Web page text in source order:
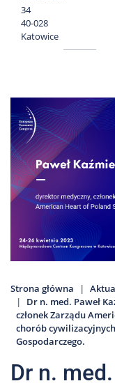
nas
Marki
Nas
Kariera
Galeria
Kontakt
801
502
302
34
40-028
Katowice
Strona główna
Dr n. med. Paweł
członek Zarządu
chorób
Gospodarczego.
Dr n.